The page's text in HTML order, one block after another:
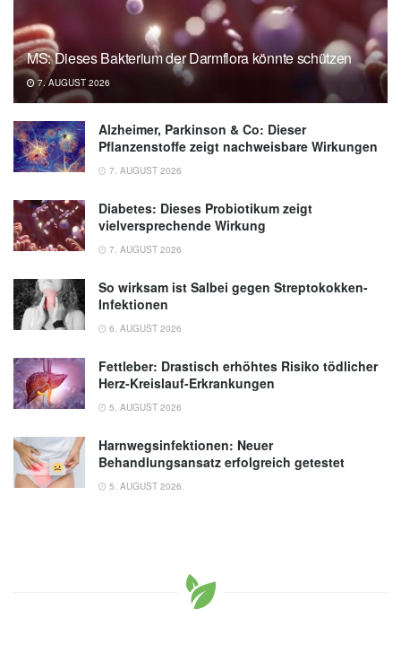
MS: Dieses Bakterium der Darmflora könnte schützen
7. AUGUST 2026
Alzheimer, Parkinson & Co: Dieser
Pflanzenstoffe zeigt nachweisbare Wirkungen
7. AUGUST 2026
Diabetes: Dieses Probiotikum zeigt
vielversprechende Wirkung
7. AUGUST 2026
So wirksam ist Salbei gegen Streptokokken-
Infektionen
6. AUGUST 2026
Fettleber: Drastisch erhöhtes Risiko tödlicher
Herz-Kreislauf-Erkrankungen
5. AUGUST 2026
Harnwegsinfektionen: Neuer
Behandlungsansatz erfolgreich getestet
5. AUGUST 2026